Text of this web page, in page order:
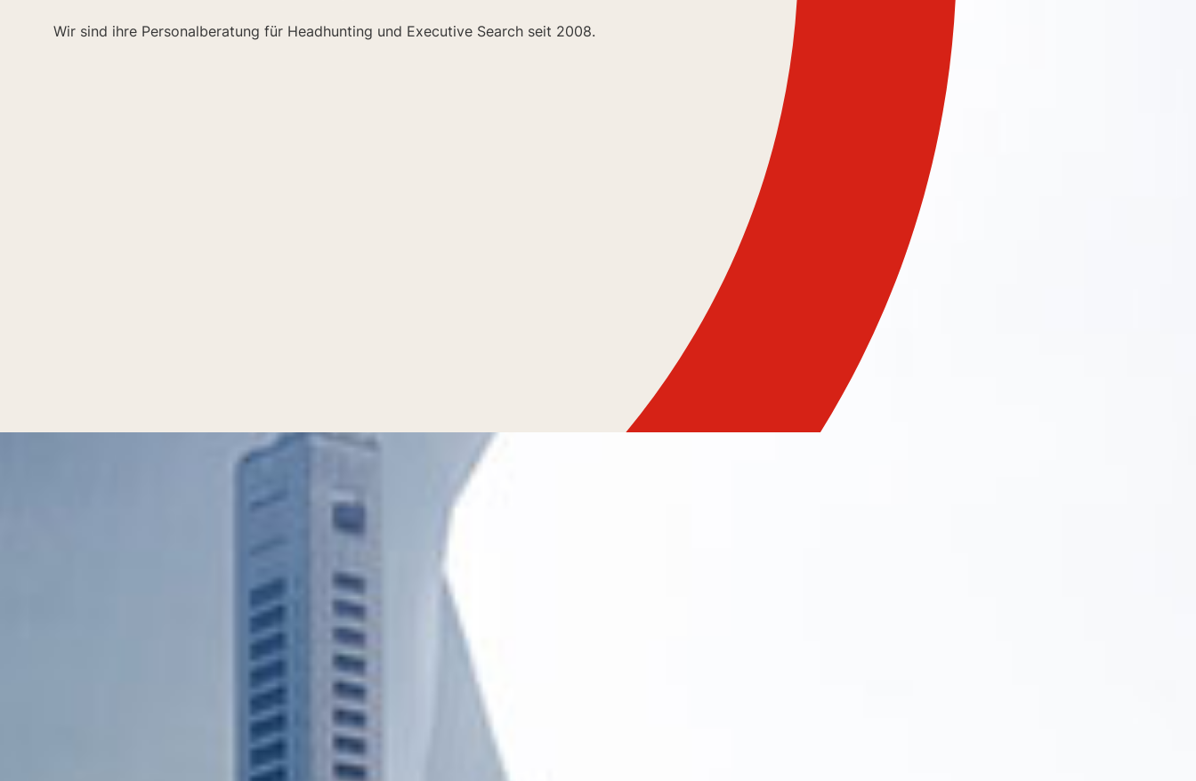
Wir sind ihre Personalberatung für Headhunting und Executive Search seit 2008.